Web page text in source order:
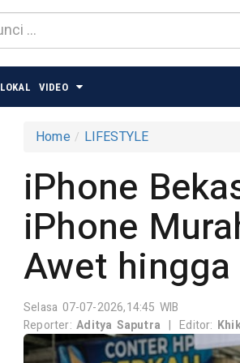
LOKAL VIDEO
Home LIFESTYLE
iPhone
iPhone
Awet
Selasa 07-07-2026,14:45 WIB
Reporter:Aditya Saputra | Editor: